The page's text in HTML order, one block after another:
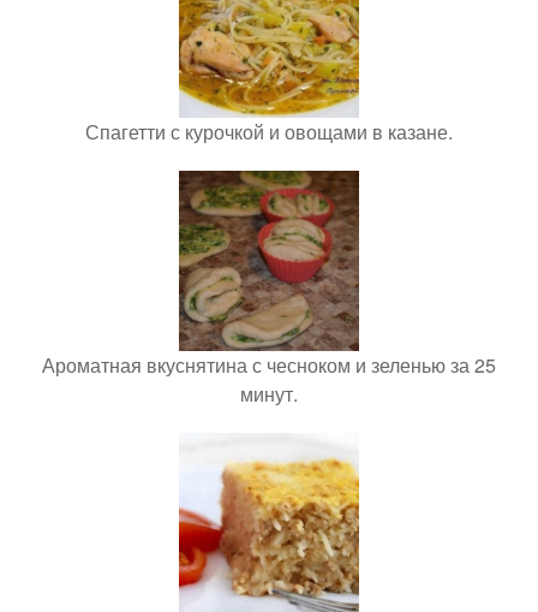
Спагетти с курочкой и овощами в казане.
Ароматная вкуснятина с чесноком и зеленью за 25
минут.